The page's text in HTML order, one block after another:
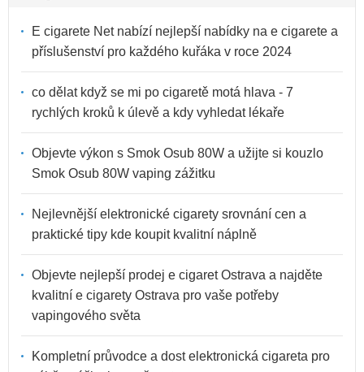
E cigarete Net nabízí nejlepší nabídky na e cigarete a
příslušenství pro každého kuřáka v roce 2024
co dělat když se mi po cigaretě motá hlava - 7
rychlých kroků k úlevě a kdy vyhledat lékaře
Objevte výkon s Smok Osub 80W a užijte si kouzlo
Smok Osub 80W vaping zážitku
Nejlevnější elektronické cigarety srovnání cen a
praktické tipy kde koupit kvalitní náplně
Objevte nejlepší prodej e cigaret Ostrava a najděte
kvalitní e cigarety Ostrava pro vaše potřeby
vapingového světa
Kompletní průvodce a dost elektronická cigareta pro